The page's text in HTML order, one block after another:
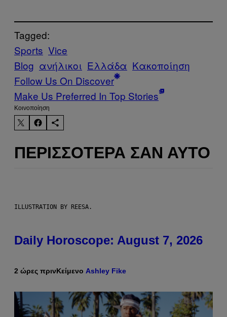
Tagged:
Sports Vice
Blog ανήλικοι Ελλάδα Κακοποίηση
Follow Us On Discover
Make Us Preferred In Top Stories
Kοινοποίηση
ΠΕΡΙΣΣΌΤΕΡΑ ΣΑΝ ΑΥΤΌ
ILLUSTRATION BY REESA.
Daily Horoscope: August 7, 2026
2 ώρες πρινΚείμενο Ashley Fike